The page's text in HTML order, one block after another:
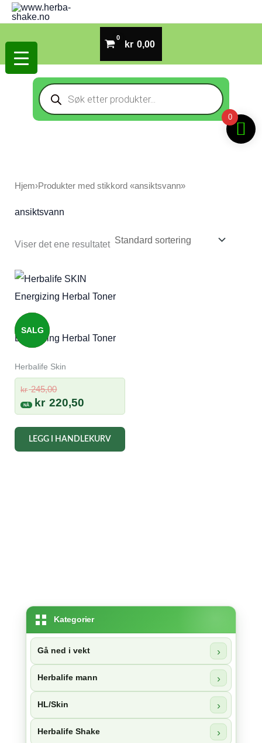
Hopp
rett
til
innholdet
kr 0,00
Products
search
Kategorier
Gå ned i vekt
Herbalife mann
HL/Skin
Herbalife Shake
Hjem›Produkter med stikkord «ansiktsvann»
ansiktsvann
Viser det ene resultatet
SALG
Energizing Herbal Toner
Herbalife Skin
kr245,00Opprinnelig
pris
var:
kr 245,00.
kr 220,50
pris
er:
kr 220,50.
LEGG I HANDLEKURV
0